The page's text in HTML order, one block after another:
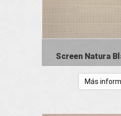
Screen Natura
Más